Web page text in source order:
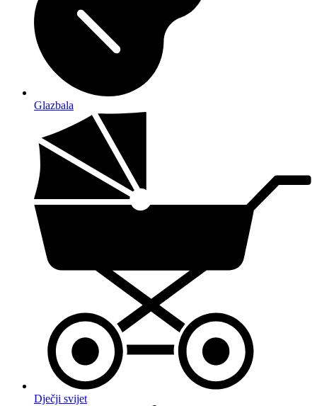
Glazbala
Dječji svijet